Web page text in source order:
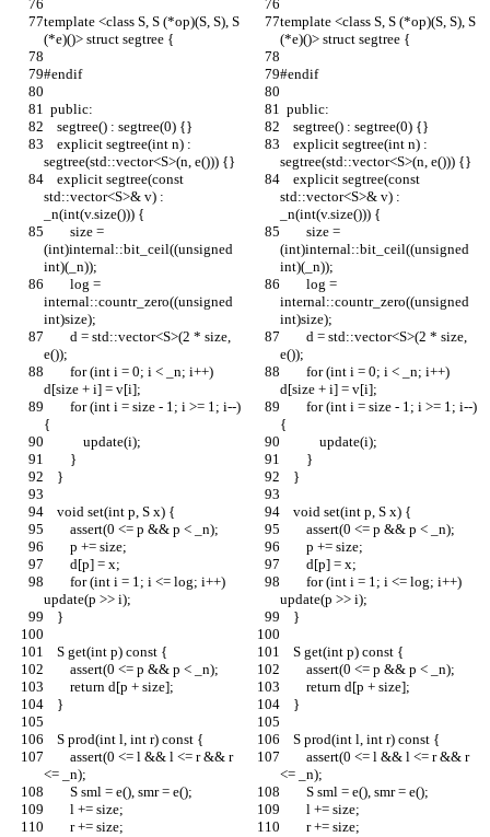
template <class S, S (*op)(S, S), S
(*e)()> struct segtree {
template <class S, S (*op)(S, S), S
(*e)()> struct segtree {
#endif #endif
  public:
  public:
    segtree() : segtree(0) {}
    segtree() : segtree(0) {}
segtree(std::vector<S>(n, e())) {}
segtree(std::vector<S>(n, e())) {}
std::vector<S>& v) :
_n(int(v.size())) {
std::vector<S>& v) :
_n(int(v.size())) {
(int)internal::bit_ceil((unsigned
int)(_n));
(int)internal::bit_ceil((unsigned
int)(_n));
internal::countr_zero((unsigned
int)size);
internal::countr_zero((unsigned
int)size);
e());
e());
d[size + i] = v[i];
d[size + i] = v[i];
{
{
            update(i);
            update(i);
        }
        }
    }
    }
    void set(int p, S x) {
    void set(int p, S x) {
        assert(0 <= p && p < _n);
        assert(0 <= p && p < _n);
        p += size;
        p += size;
        d[p] = x;
        d[p] = x;
update(p >> i);
update(p >> i);
    }
    }
    S get(int p) const {
    S get(int p) const {
        assert(0 <= p && p < _n);
        assert(0 <= p && p < _n);
        return d[p + size];
        return d[p + size];
    }
    }
    S prod(int l, int r) const {
    S prod(int l, int r) const {
<= _n);
<= _n);
        S sml = e(), smr = e();
        S sml = e(), smr = e();
        l += size;
        l += size;
        r += size;
        r += size;